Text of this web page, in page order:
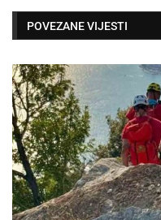
POVEZANE VIJESTI